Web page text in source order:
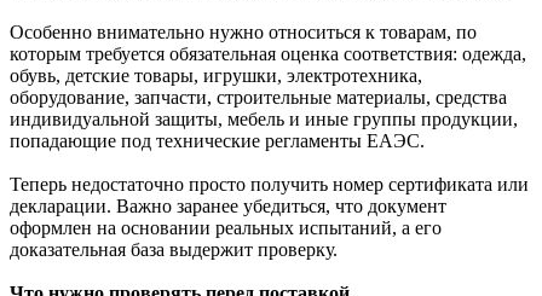
Особенно внимательно нужно относиться к товарам, по
которым требуется обязательная оценка соответствия: одежда,
обувь, детские товары, игрушки, электротехника,
оборудование, запчасти, строительные материалы, средства
индивидуальной защиты, мебель и иные группы продукции,
попадающие под технические регламенты ЕАЭС.
Теперь недостаточно просто получить номер сертификата или
декларации. Важно заранее убедиться, что документ
оформлен на основании реальных испытаний, а его
доказательная база выдержит проверку.